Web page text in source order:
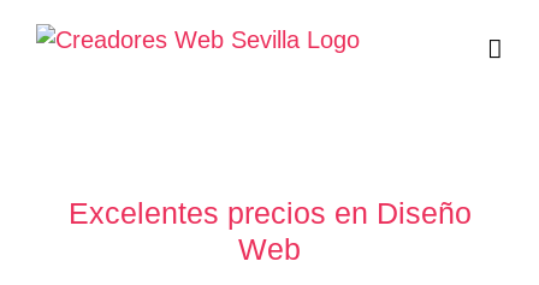
Excelentes precios en Diseño
Web